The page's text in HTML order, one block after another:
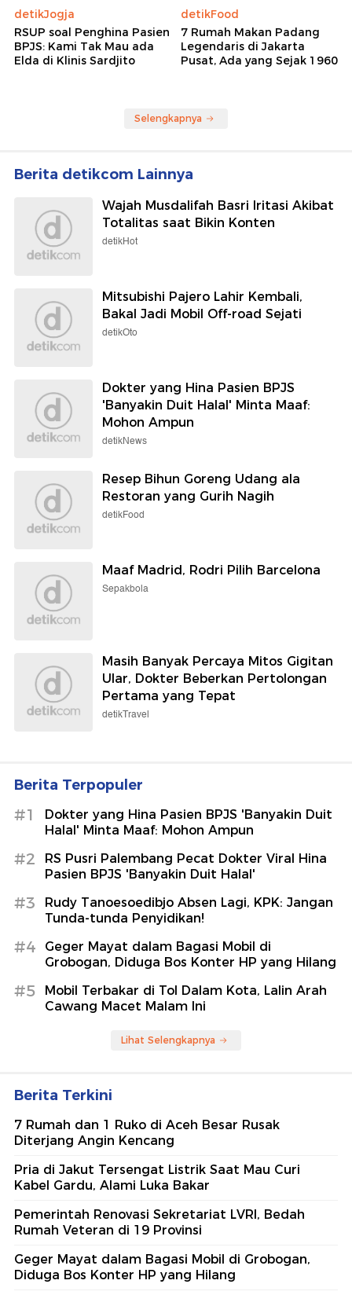
detikJogja
RSUP soal Penghina Pasien
BPJS: Kami Tak Mau ada
Elda di Klinis Sardjito
detikFood
7 Rumah Makan Padang
Legendaris di Jakarta
Pusat, Ada yang Sejak 1960
Selengkapnya
Berita detikcom Lainnya
Wajah Musdalifah Basri Iritasi Akibat
Totalitas saat Bikin Konten
detikHot
Mitsubishi Pajero Lahir Kembali,
Bakal Jadi Mobil Off-road Sejati
detikOto
Dokter yang Hina Pasien BPJS
'Banyakin Duit Halal' Minta Maaf:
Mohon Ampun
detikNews
Resep Bihun Goreng Udang ala
Restoran yang Gurih Nagih
detikFood
Maaf Madrid, Rodri Pilih Barcelona
Sepakbola
Masih Banyak Percaya Mitos Gigitan
Ular, Dokter Beberkan Pertolongan
Pertama yang Tepat
detikTravel
Berita Terpopuler
#1
Dokter yang Hina Pasien BPJS 'Banyakin Duit
Halal' Minta Maaf: Mohon Ampun
#2
RS Pusri Palembang Pecat Dokter Viral Hina
Pasien BPJS 'Banyakin Duit Halal'
#3
Rudy Tanoesoedibjo Absen Lagi, KPK: Jangan
Tunda-tunda Penyidikan!
#4
Geger Mayat dalam Bagasi Mobil di
Grobogan, Diduga Bos Konter HP yang Hilang
#5
Mobil Terbakar di Tol Dalam Kota, Lalin Arah
Cawang Macet Malam Ini
Lihat Selengkapnya
Berita Terkini
7 Rumah dan 1 Ruko di Aceh Besar Rusak
Diterjang Angin Kencang
Pria di Jakut Tersengat Listrik Saat Mau Curi
Kabel Gardu, Alami Luka Bakar
Pemerintah Renovasi Sekretariat LVRI, Bedah
Rumah Veteran di 19 Provinsi
Geger Mayat dalam Bagasi Mobil di Grobogan,
Diduga Bos Konter HP yang Hilang